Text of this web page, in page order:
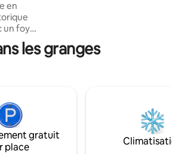
en
un foyer
et une
ans
en
les granges
gratuit
place